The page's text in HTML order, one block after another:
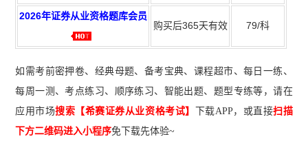
2026年证券从业资格题库会员
购买后365天有效
79/科
如需考前密押卷、经典母题、备考宝典、课程超市、每日一练、
每周一测、考点练习、顺序练习、智能出题、题型专练等，请在
应用市场搜索【希赛证券从业资格考试】 下载APP，或直接扫描
下方二维码进入小程序免下载先体验~